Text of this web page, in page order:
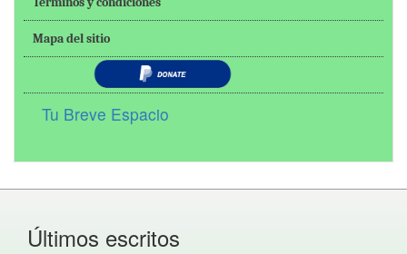
Mapa del sitio
Tu Breve Espacio
Últimos escritos